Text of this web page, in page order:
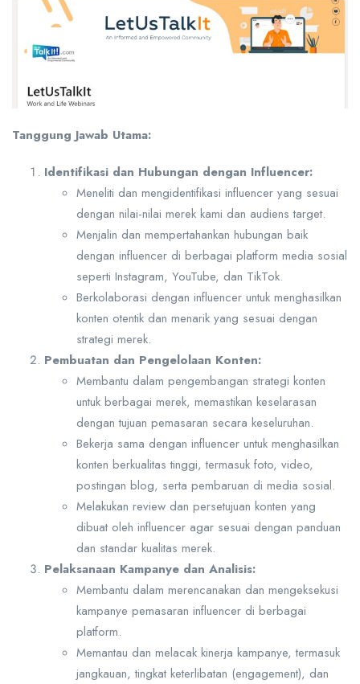
Tanggung Jawab Utama:
Identifikasi dan Hubungan dengan Influencer:
Meneliti dan mengidentifikasi influencer yang sesuai
dengan nilai-nilai merek kami dan audiens target.
Menjalin dan mempertahankan hubungan baik
dengan influencer di berbagai platform media sosial
seperti Instagram, YouTube, dan TikTok.
Berkolaborasi dengan influencer untuk menghasilkan
konten otentik dan menarik yang sesuai dengan
strategi merek.
Pembuatan dan Pengelolaan Konten:
Membantu dalam pengembangan strategi konten
untuk berbagai merek, memastikan keselarasan
dengan tujuan pemasaran secara keseluruhan.
Bekerja sama dengan influencer untuk menghasilkan
konten berkualitas tinggi, termasuk foto, video,
postingan blog, serta pembaruan di media sosial.
Melakukan review dan persetujuan konten yang
dibuat oleh influencer agar sesuai dengan panduan
dan standar kualitas merek.
Pelaksanaan Kampanye dan Analisis:
Membantu dalam merencanakan dan mengeksekusi
kampanye pemasaran influencer di berbagai
platform.
Memantau dan melacak kinerja kampanye, termasuk
jangkauan, tingkat keterlibatan (engagement), dan